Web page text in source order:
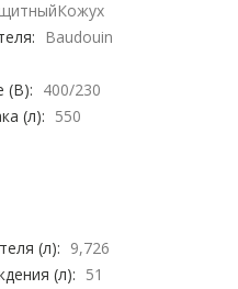
Baudouin
(В): 400/230
(л): 550
(л): 9,726
(л): 51